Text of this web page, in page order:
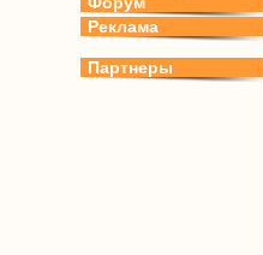
Реклама
Партнеры